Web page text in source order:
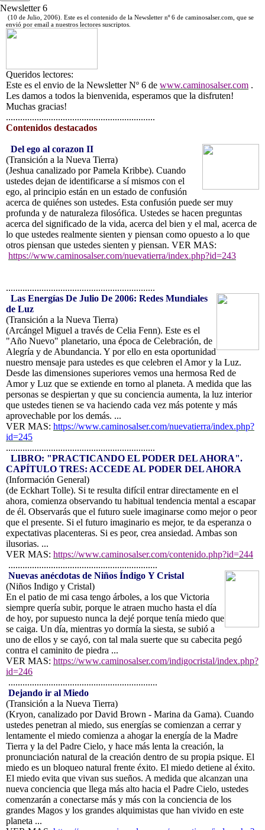
Newsletter 6
(10 de Julio, 2006). Este es el contenido de la Newsletter nº 6 de caminosalser.com, que se
envió por email a nuestros lectores suscriptos.
Queridos lectores:
Este es el envio de la NewsletterNº 6 de www.caminosalser.com .
Les damos a todos la bienvenida, esperamos que la disfruten!
Muchas gracias!
...............................................................
Contenidos destacados
Del ego al corazon II
(Transición a la Nueva Tierra)
(Jeshua canalizado por Pamela Kribbe). Cuando
ustedes dejan de identificarse a sí mismos con el
ego, al principio están en un estado de confusión
acerca de quiénes son ustedes. Esta confusión puede ser muy
profunda y de naturaleza filosófica. Ustedes se hacen preguntas
acerca del significado de la vida, acerca del bien y el mal, acerca de
lo que ustedes realmente sienten y piensan como opuesto a lo que
otros piensan que ustedes sienten y piensan. VER MAS:
https://www.caminosalser.com/nuevatierra/index.php?id=243
...............................................................
Las Energías De Julio De 2006: Redes Mundiales
de Luz
(Transición a la Nueva Tierra)
(Arcángel Miguel a través de Celia Fenn). Este es el
"Año Nuevo" planetario, una época de Celebración, de
Alegría y de Abundancia. Y por ello en esta oportunidad
nuestro mensaje para ustedes es que celebren el Amor y la Luz.
Desde las dimensiones superiores vemos una hermosa Red de
Amor y Luz que se extiende en torno al planeta. A medida que las
personas se despiertan y que su conciencia aumenta, la luz interior
que ustedes tienen se va haciendo cada vez más potente y más
aprovechable por los demás. ...
VER MAS: https://www.caminosalser.com/nuevatierra/index.php?
id=245
...............................................................
LIBRO: "PRACTICANDO EL PODER DEL AHORA".
CAPÍTULO TRES: ACCEDE AL PODER DEL AHORA
(Información General)
(de Eckhart Tolle). Si te resulta difícil entrar directamente en el
ahora, comienza observando tu habitual tendencia mental a escapar
de él. Observarás que el futuro suele imaginarse como mejor o peor
que el presente. Si el futuro imaginario es mejor, te da esperanza o
expectativas placenteras. Si es peor, crea ansiedad. Ambas son
ilusorias. ...
VER MAS: https://www.caminosalser.com/contenido.php?id=244
...............................................................
Nuevas anécdotas de Niños Índigo Y Cristal
(Niños Indigo y Cristal)
En el patio de mi casa tengo árboles, a los que Victoria
siempre quería subir, porque le atraen mucho hasta el día
de hoy, por supuesto nunca la dejé porque tenía miedo que
se caiga. Un día, mientras yo dormía la siesta, se subió a
uno de ellos y se cayó, con tal mala suerte que su cabecita pegó
contra el caminito de piedra ...
VER MAS: https://www.caminosalser.com/indigocristal/index.php?
id=246
...............................................................
Dejando ir al Miedo
(Transición a la Nueva Tierra)
(Kryon, canalizado por David Brown - Marina da Gama). Cuando
ustedes penetran al miedo, sus energías se comienzan a cerrar y
lentamente el miedo comienza a ahogar la energía de la Madre
Tierra y la del Padre Cielo, y hace más lenta la creación, la
pronunciación natural de la creación dentro de su propia psique. El
miedo es un bloqueo natural frente éxito. El miedo detiene al éxito.
El miedo evita que vivan sus sueños. A medida que alcanzan una
nueva conciencia que llega más alto hacia el Padre Cielo, ustedes
comenzarán a conectarse más y más con la conciencia de los
grandes Magos y los grandes alquimistas que han vivido en este
planeta ...